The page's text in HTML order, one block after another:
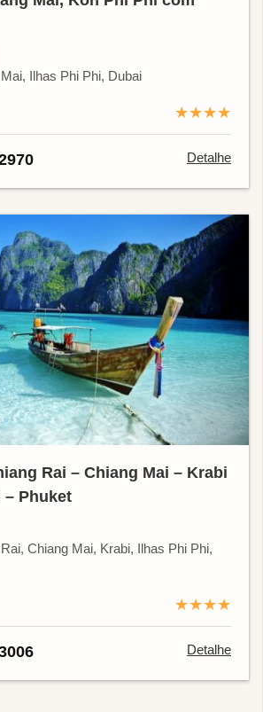
Ilhas Phi Phi, Dubai
★★★★
Detalhe
Rai – Chiang Mai – Krabi
– Phuket
Chiang Mai, Krabi, Ilhas Phi Phi,
★★★★
Detalhe